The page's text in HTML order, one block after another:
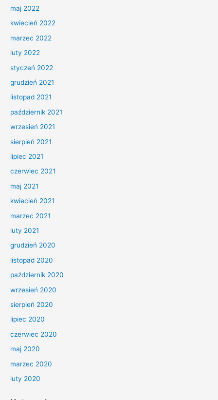
maj 2022
kwiecień 2022
marzec 2022
luty 2022
styczeń 2022
grudzień 2021
listopad 2021
październik 2021
wrzesień 2021
sierpień 2021
lipiec 2021
czerwiec 2021
maj 2021
kwiecień 2021
marzec 2021
luty 2021
grudzień 2020
listopad 2020
październik 2020
wrzesień 2020
sierpień 2020
lipiec 2020
czerwiec 2020
maj 2020
marzec 2020
luty 2020